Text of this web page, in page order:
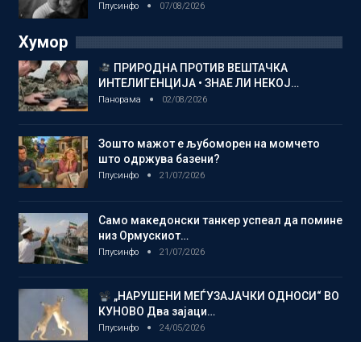
Плусинфо 07/08/2026
Хумор
ПРИРОДНА ПРОТИВ ВЕШТАЧКА
ИНТЕЛИГЕНЦИЈА • ЗНАЕ ЛИ НЕКОЈ…
Панорама 02/08/2026
Зошто мажот е љубоморен на момчето
што одржува базени?
Плусинфо 21/07/2026
Само македонски танкер успеал да помине
низ Ормускиот…
Плусинфо 21/07/2026
„НАРУШЕНИ МЕЃУЗАЈАЧКИ ОДНОСИ“ ВО
КУНОВО Два зајаци…
Плусинфо 24/05/2026